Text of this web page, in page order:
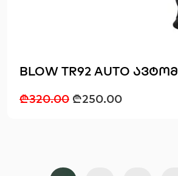
BLOW TR92 AUTO
₾320.00 ₾250.00